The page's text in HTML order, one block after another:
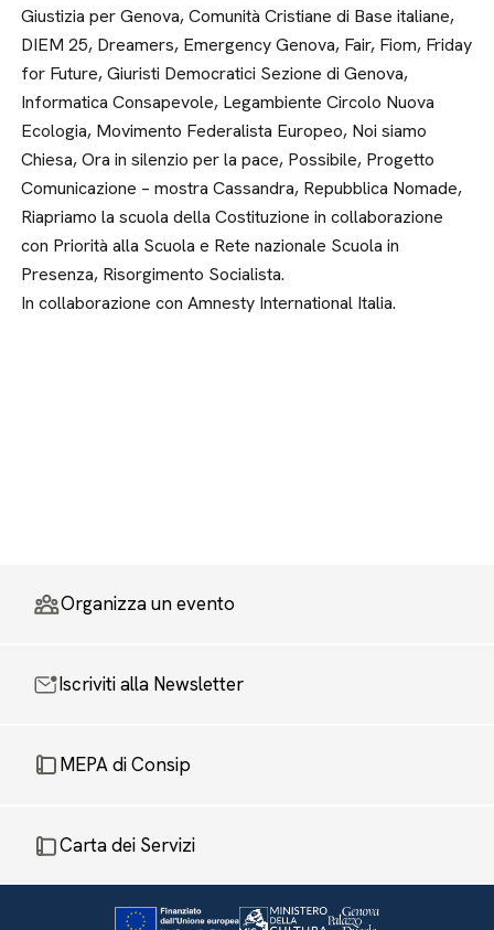
Giustizia per Genova, Comunità Cristiane di Base italiane,
DIEM 25, Dreamers, Emergency Genova, Fair, Fiom, Friday
for Future, Giuristi Democratici Sezione di Genova,
Informatica Consapevole, Legambiente Circolo Nuova
Ecologia, Movimento Federalista Europeo, Noi siamo
Chiesa, Ora in silenzio per la pace, Possibile, Progetto
Comunicazione – mostra Cassandra, Repubblica Nomade,
Riapriamo la scuola della Costituzione in collaborazione
con Priorità alla Scuola e Rete nazionale Scuola in
Presenza, Risorgimento Socialista.
In collaborazione con Amnesty International Italia.
Organizza un evento
Iscriviti alla Newsletter
MEPA di Consip
Carta dei Servizi